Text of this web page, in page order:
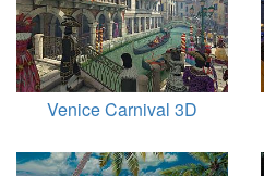
Venice Carnival 3D